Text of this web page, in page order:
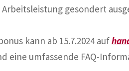
gesondert
kann ab 15.7.2024 auf
eine umfassende FAQ-